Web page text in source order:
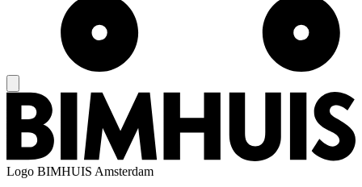
Logo BIMHUIS Amsterdam